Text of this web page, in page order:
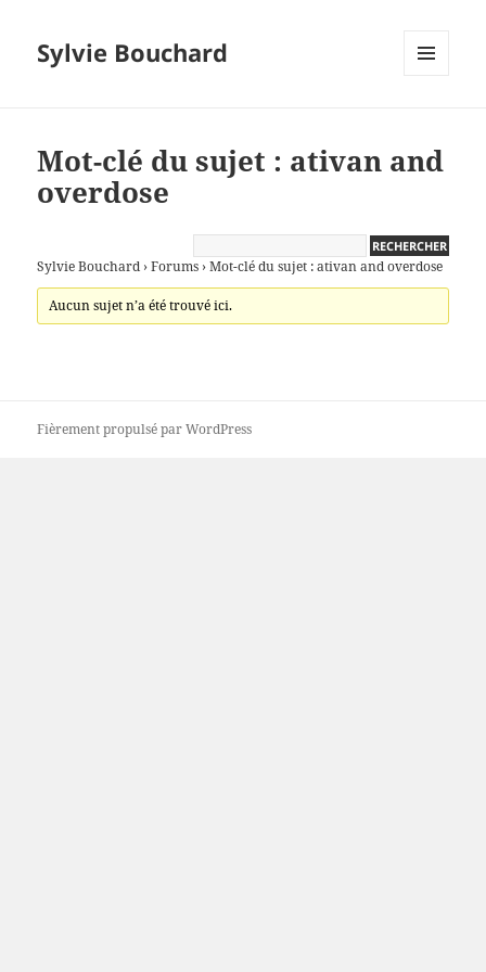
Sylvie Bouchard
Mot-clé du sujet : ativan and
overdose
Sylvie Bouchard › Forums › Mot-clé du sujet : ativan and overdose
Aucun sujet n’a été trouvé ici.
Fièrement propulsé par WordPress